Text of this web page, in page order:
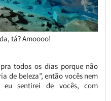
tá? Amoooo!
todos os dias porque não
de beleza”, então vocês nem
sentirei de vocês, com